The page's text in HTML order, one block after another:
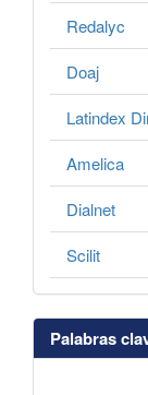
Redalyc
Doaj
Latindex
Amelica
Dialnet
Scilit
Palabras